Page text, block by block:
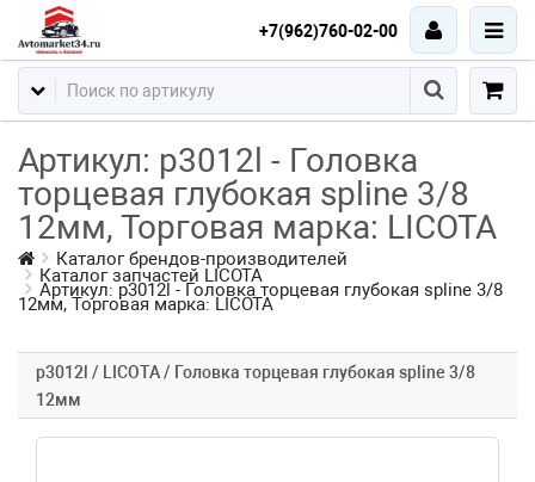
+7(962)760-02-00
Артикул: p3012l - Головка
торцевая глубокая spline 3/8
12мм, Торговая марка: LICOTA
Каталог брендов-производителей
Каталог запчастей LICOTA
Артикул: p3012l - Головка торцевая глубокая spline 3/8
12мм, Торговая марка: LICOTA
p3012l / LICOTA / Головка торцевая глубокая spline 3/8
12мм